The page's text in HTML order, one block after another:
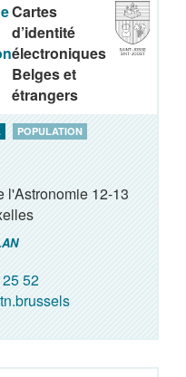
Cartes
d’identité
électroniques
Belges et
étrangers
POPULATION
l'Astronomie 12-13
52